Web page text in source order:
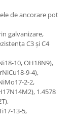
de ancorare pot
galvanizare,
C3 și C4
10, OH18N9),
9-4),
2-2,
1.4578
13-5,